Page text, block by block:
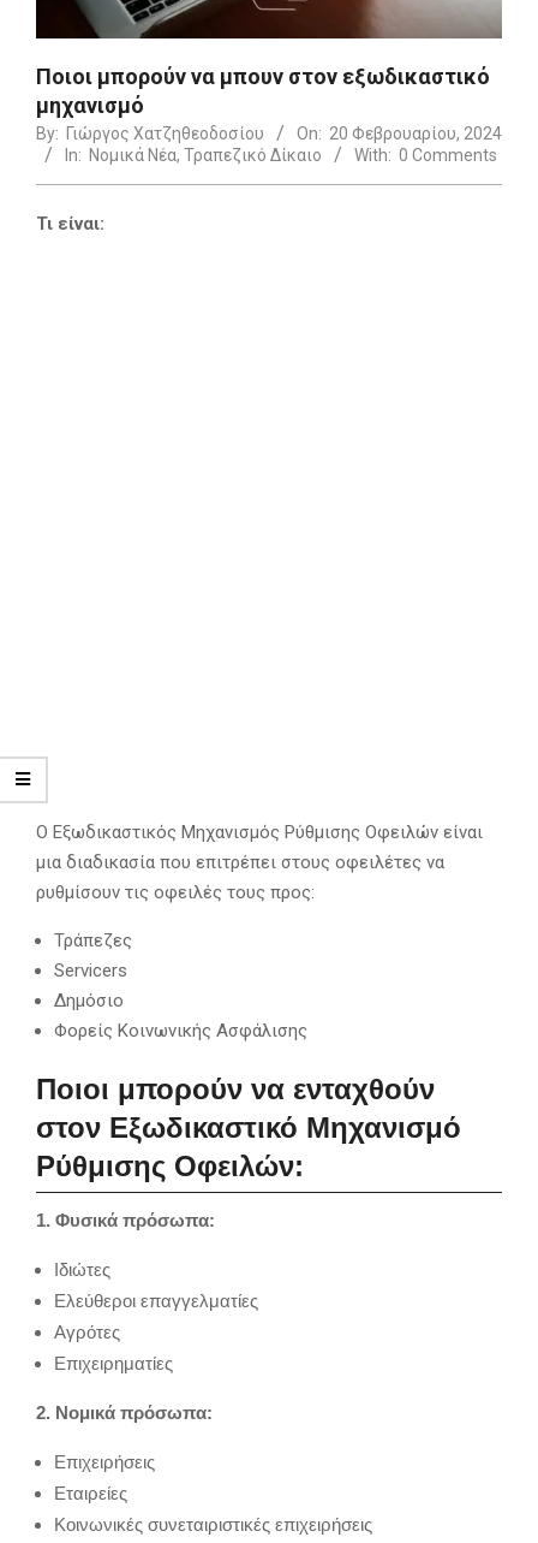
Ποιοι μπορούν να μπουν στον εξωδικαστικό
μηχανισμό
By: Γιώργος Χατζηθεοδοσίου On: 20 Φεβρουαρίου, 2024
In: Νομικά Νέα, Τραπεζικό Δίκαιο With: 0 Comments
Τι είναι:
Ο Εξωδικαστικός Μηχανισμός Ρύθμισης Οφειλών είναι
μια διαδικασία που επιτρέπει στους οφειλέτες να
ρυθμίσουν τις οφειλές τους προς:
Τράπεζες
Servicers
Δημόσιο
Φορείς Κοινωνικής Ασφάλισης
Ποιοι μπορούν να ενταχθούν
στον Εξωδικαστικό Μηχανισμό
Ρύθμισης Οφειλών:
1. Φυσικά πρόσωπα:
Ιδιώτες
Ελεύθεροι επαγγελματίες
Αγρότες
Επιχειρηματίες
2. Νομικά πρόσωπα:
Επιχειρήσεις
Εταιρείες
Κοινωνικές συνεταιριστικές επιχειρήσεις